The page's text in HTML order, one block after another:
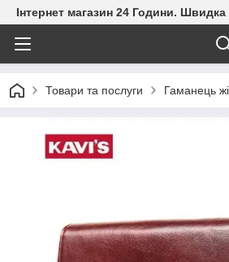
Інтернет магазин 24 Години.
Товари та послуги Гаманець